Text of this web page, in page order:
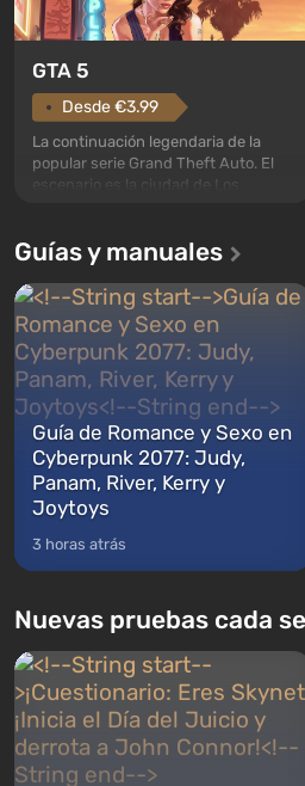
GTA 5
Desde €3.99
La continuación legendaria de la
popular serie Grand Theft Auto. El
escenario es la ciudad de Los
Andreas . Por primera vez, el juego
narra la historia de tres personajes:
Michael, Trevor y Franklin, entre los
cuales podrás cambi...
Guías y manuales
Guía de Romance y Sexo en
Cyberpunk 2077: Judy,
Panam, River, Kerry y
Joytoys
3 horas atrás
Nuevas pruebas cada